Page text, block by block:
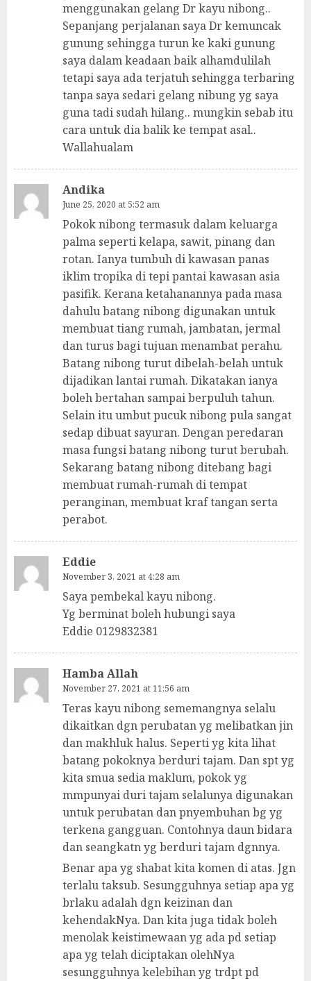
menggunakan gelang Dr kayu nibong..
Sepanjang perjalanan saya Dr kemuncak
gunung sehingga turun ke kaki gunung
saya dalam keadaan baik alhamdulilah
tetapi saya ada terjatuh sehingga terbaring
tanpa saya sedari gelang nibung yg saya
guna tadi sudah hilang.. mungkin sebab itu
cara untuk dia balik ke tempat asal..
Wallahualam
Andika
June 25, 2020 at 5:52 am
Pokok nibong termasuk dalam keluarga
palma seperti kelapa, sawit, pinang dan
rotan. Ianya tumbuh di kawasan panas
iklim tropika di tepi pantai kawasan asia
pasifik. Kerana ketahanannya pada masa
dahulu batang nibong digunakan untuk
membuat tiang rumah, jambatan, jermal
dan turus bagi tujuan menambat perahu.
Batang nibong turut dibelah-belah untuk
dijadikan lantai rumah. Dikatakan ianya
boleh bertahan sampai berpuluh tahun.
Selain itu umbut pucuk nibong pula sangat
sedap dibuat sayuran. Dengan peredaran
masa fungsi batang nibong turut berubah.
Sekarang batang nibong ditebang bagi
membuat rumah-rumah di tempat
peranginan, membuat kraf tangan serta
perabot.
Eddie
November 3, 2021 at 4:28 am
Saya pembekal kayu nibong.
Yg berminat boleh hubungi saya
Eddie 0129832381
Hamba Allah
November 27, 2021 at 11:56 am
Teras kayu nibong sememangnya selalu
dikaitkan dgn perubatan yg melibatkan jin
dan makhluk halus. Seperti yg kita lihat
batang pokoknya berduri tajam. Dan spt yg
kita smua sedia maklum, pokok yg
mmpunyai duri tajam selalunya digunakan
untuk perubatan dan pnyembuhan bg yg
terkena gangguan. Contohnya daun bidara
dan seangkatn yg berduri tajam dgnnya.
Benar apa yg shabat kita komen di atas. Jgn
terlalu taksub. Sesungguhnya setiap apa yg
brlaku adalah dgn keizinan dan
kehendakNya. Dan kita juga tidak boleh
menolak keistimewaan yg ada pd setiap
apa yg telah diciptakan olehNya
sesungguhnya kelebihan yg trdpt pd